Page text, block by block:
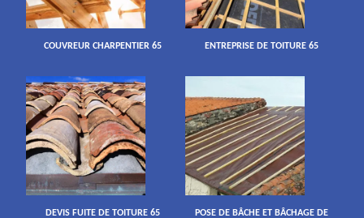
COUVREUR CHARPENTIER 65 ENTREPRISE DE TOITURE 65
DEVIS FUITE DE TOITURE 65
POSE DE BÂCHE ET BÂCHAGE DE